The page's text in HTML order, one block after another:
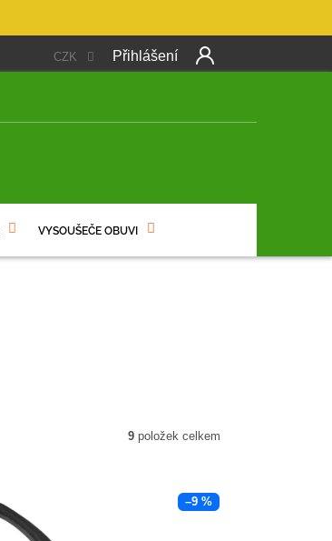
OBCHODNÍ PODMÍNKY PODMÍNKY OCHRANY
CZK Přihlášení
VYSOUŠEČE OBUVI
9 položek celkem
–9 %